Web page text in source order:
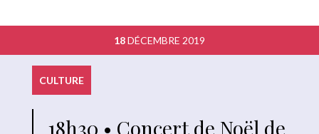
18DÉCEMBRE 2019
CULTURE
18h30 • Concert de Noël de